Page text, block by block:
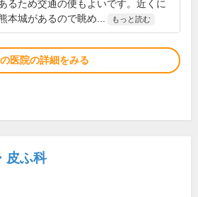
るため交通の便もよいです。近くに
本城があるので眺め...
もっと読む
医院の詳細をみる
皮ふ科